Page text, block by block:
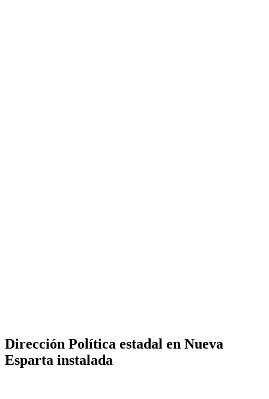
Dirección Política estadal en Nueva
Esparta instalada